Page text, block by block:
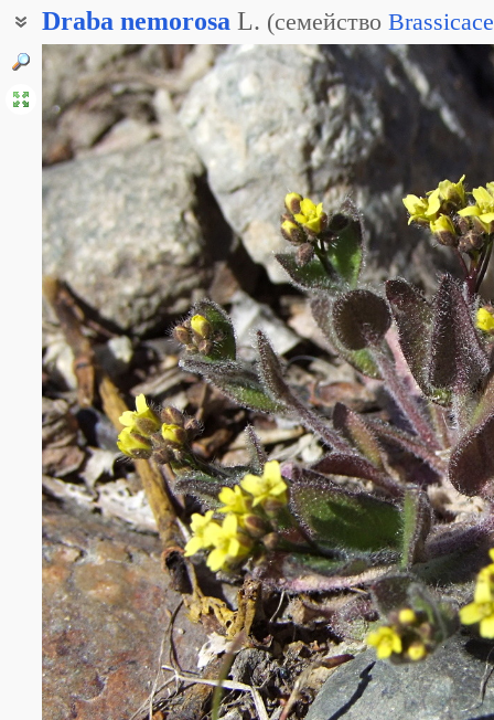
Draba nemorosa L. (семейство
Крупка лесная
Крупка перелесковая